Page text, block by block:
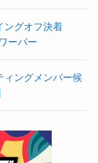
ングオフ決着
ーバー
ィングメンバー候